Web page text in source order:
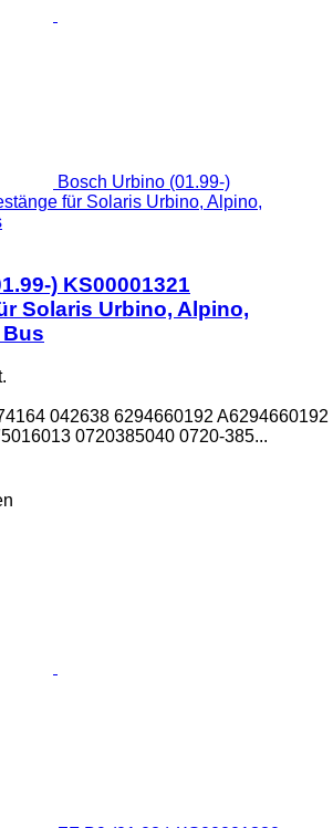
Bosch Urbino (01.99-)
für Solaris Urbino, Alpino,
) KS00001321
Solaris Urbino, Alpino,
Bus
042638 6294660192 A6294660192
0720385040 0720-385...